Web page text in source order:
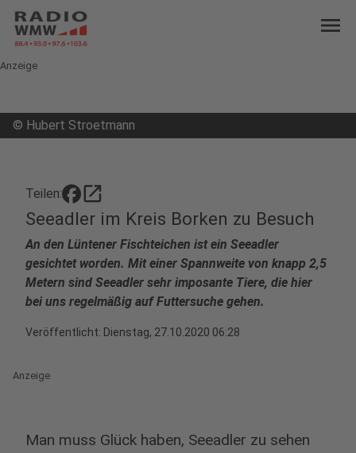
menu
Anzeige
© Hubert Stroetmann
Teilen: open_in_new
Seeadler im Kreis Borken zu Besuch
An den Lüntener Fischteichen ist ein Seeadler
gesichtet worden. Mit einer Spannweite von knapp 2,5
Metern sind Seeadler sehr imposante Tiere, die hier
bei uns regelmäßig auf Futtersuche gehen.
Veröffentlicht: Dienstag, 27.10.2020 06:28
Anzeige
Man muss Glück haben, Seeadler zu sehen